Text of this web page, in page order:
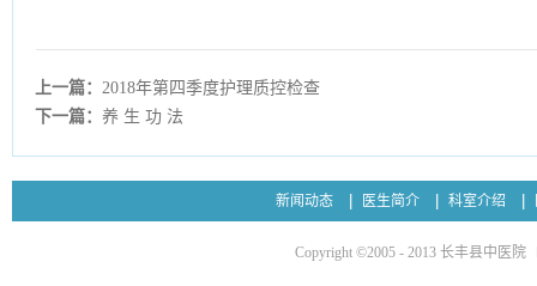
上一篇：2018年第四季度护理质控检查
下一篇：养 生 功 法
新闻动态 医生简介 科室介绍
Copyright ©2005 - 2013 长丰县中医院